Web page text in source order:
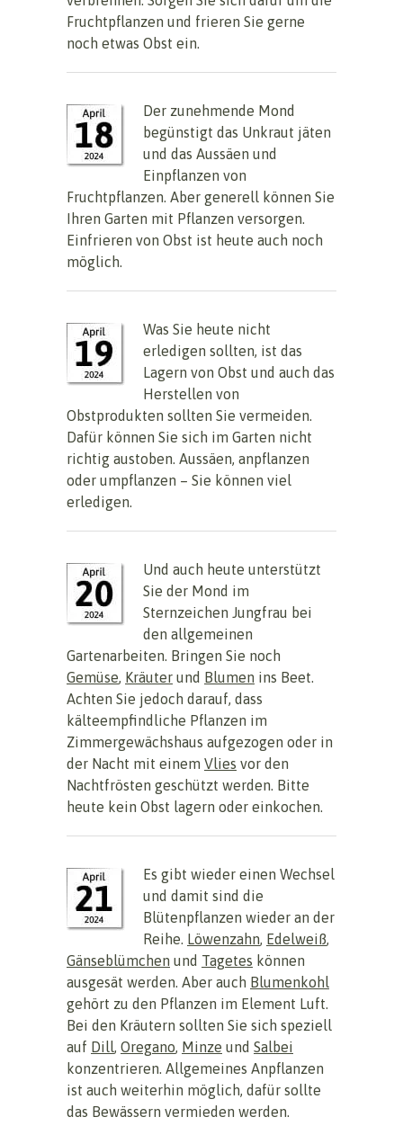
Fruchtpflanzen und frieren Sie gerne
noch etwas Obst ein.
Der zunehmende Mond
begünstigt das Unkraut jäten
und das Aussäen und
Einpflanzen von
Fruchtpflanzen. Aber generell können Sie
Ihren Garten mit Pflanzen versorgen.
Einfrieren von Obst ist heute auch noch
möglich.
Was Sie heute nicht
erledigen sollten, ist das
Lagern von Obst und auch das
Herstellen von
Obstprodukten sollten Sie vermeiden.
Dafür können Sie sich im Garten nicht
richtig austoben. Aussäen, anpflanzen
oder umpflanzen – Sie können viel
erledigen.
Und auch heute unterstützt
Sie der Mond im
Sternzeichen Jungfrau bei
den allgemeinen
Gartenarbeiten. Bringen Sie noch
Gemüse, Kräuter und Blumen ins Beet.
Achten Sie jedoch darauf, dass
kälteempfindliche Pflanzen im
Zimmergewächshaus aufgezogen oder in
der Nacht mit einem Vlies vor den
Nachtfrösten geschützt werden. Bitte
heute kein Obst lagern oder einkochen.
Es gibt wieder einen Wechsel
und damit sind die
Blütenpflanzen wieder an der
Reihe. Löwenzahn, Edelweiß,
Gänseblümchen und Tagetes können
ausgesät werden. Aber auch Blumenkohl
gehört zu den Pflanzen im Element Luft.
Bei den Kräutern sollten Sie sich speziell
auf Dill, Oregano, Minze und Salbei
konzentrieren. Allgemeines Anpflanzen
ist auch weiterhin möglich, dafür sollte
das Bewässern vermieden werden.